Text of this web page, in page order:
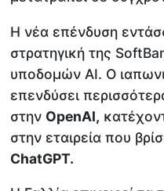
Η νέα επένδυση
στρατηγική της
υποδομών AI. Ο
επενδύσει
στην OpenAI,
στην εταιρεία που
ChatGPT.